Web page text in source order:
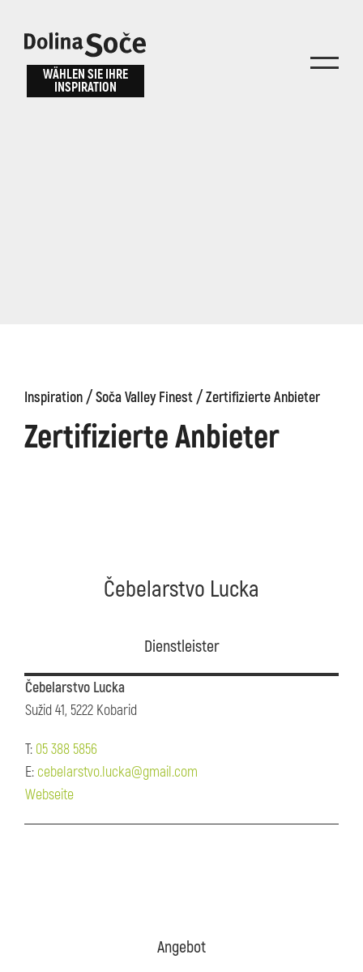
WÄHLEN SIE IHRE
INSPIRATION
Inspiration/Soča Valley Finest/Zertifizierte Anbieter
Zertifizierte Anbieter
Inspiration
finden
Kanin Wanderwege
Museum
Wählen Sie ein
Čebelarstvo Lucka
Dienstleister
Čebelarstvo Lucka
Sužid 41, 5222 Kobarid
T: 05 388 5856
E: cebelarstvo.lucka@gmail.com
Webseite
Angebot